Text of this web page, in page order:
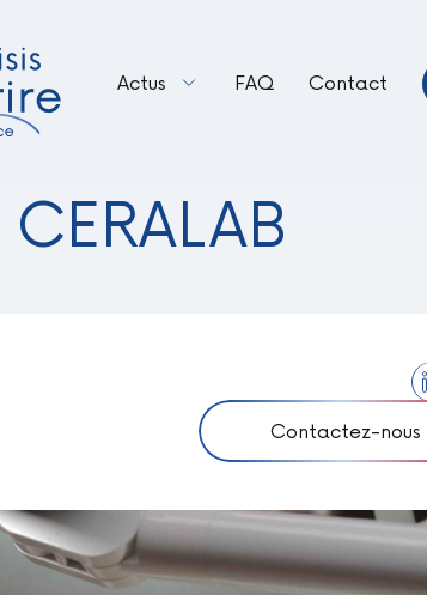
Actus FAQ Contact
Contactez-nous